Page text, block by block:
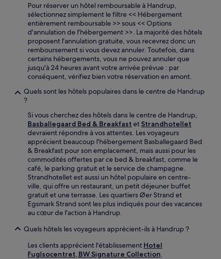
Pour réserver un hôtel remboursable à Handrup,
sélectionnez simplement le filtre << Hébergement
entièrement remboursable >> sous << Options
d'annulation de l'hébergement >>. La majorité des hôtels
proposent l'annulation gratuite, vous recevrez donc un
remboursement si vous devez annuler. Toutefois, dans
certains hébergements, vous ne pouvez annuler que
jusqu'à 24 heures avant votre arrivée prévue : par
conséquent, vérifiez bien votre réservation en amont.
Quels sont les hôtels populaires dans le centre de Handrup
?
Si vous cherchez des hôtels dans le centre de Handrup,
Basballegaard Bed & Breakfast et Strandhotellet
devraient répondre à vos attentes. Les voyageurs
apprécient beaucoup l'hébergement Basballegaard Bed
& Breakfast pour son emplacement, mais aussi pour les
commodités offertes par ce bed & breakfast, comme le
café, le parking gratuit et le service de champagne.
Strandhotellet est aussi un hôtel populaire en centre-
ville, qui offre un restaurant, un petit déjeuner buffet
gratuit et une terrasse. Les quartiers Øer Strand et
Egsmark Strand sont les plus indiqués pour des vacances
au cœur de l'action à Handrup.
Quels hôtels les voyageurs apprécient-ils à Handrup ?
Les clients apprécient l'établissement Hotel
Fuglsocentret, BW Signature Collection.